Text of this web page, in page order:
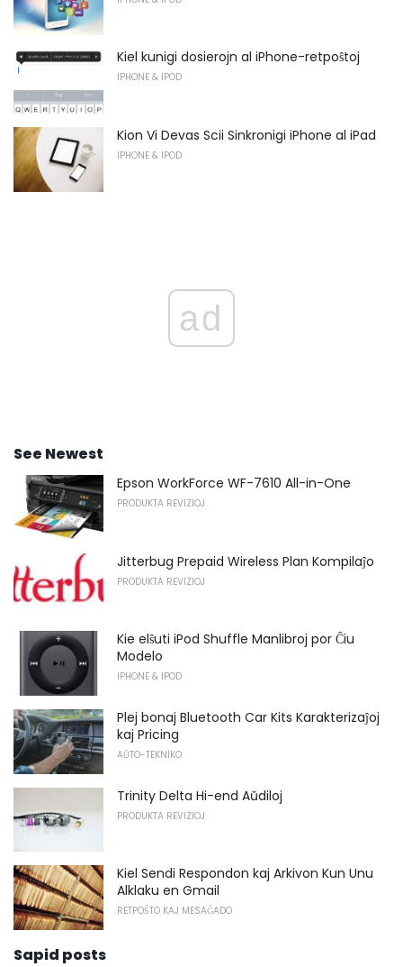
Kiel kunigi dosierojn al iPhone-retpoŝtoj
IPHONE & IPOD
Kion Vi Devas Scii Sinkronigi iPhone al iPad
IPHONE & IPOD
ad
See Newest
Epson WorkForce WF-7610 All-in-One
PRODUKTA REVIZIOJ
Jitterbug Prepaid Wireless Plan Kompilaĵo
PRODUKTA REVIZIOJ
Kie elŝuti iPod Shuffle Manlibroj por Ĉiu
Modelo
IPHONE & IPOD
Plej bonaj Bluetooth Car Kits Karakterizaĵoj
kaj Pricing
AŬTO-TEKNIKO
Trinity Delta Hi-end Aŭdiloj
PRODUKTA REVIZIOJ
Kiel Sendi Respondon kaj Arkivon Kun Unu
Alklaku en Gmail
RETPOŜTO KAJ MESAĜADO
Sapid posts